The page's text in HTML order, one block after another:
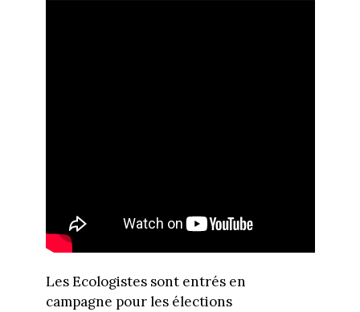
Les Ecologistes sont entrés en
campagne pour les élections